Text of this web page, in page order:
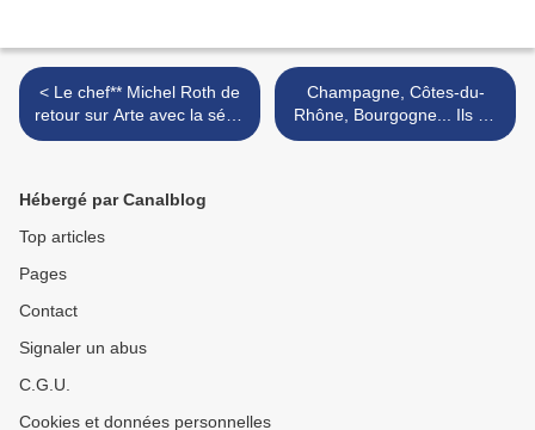
< Le chef** Michel Roth de
retour sur Arte avec la série
"Repas de fête"
Champagne, Côtes-du-
Rhône, Bourgogne... Ils en
sont fondus chez Bamboo >
Hébergé par Canalblog
Top articles
Pages
Contact
Signaler un abus
C.G.U.
Cookies et données personnelles